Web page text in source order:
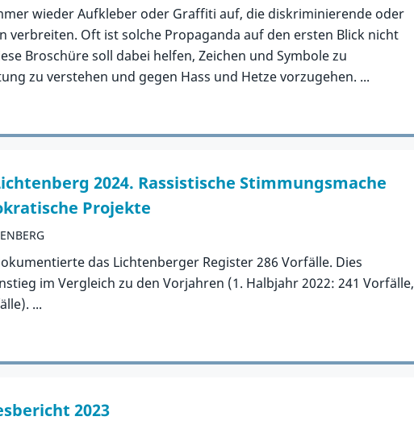
wieder Aufkleber oder Graffiti auf, die diskriminierende oder
verbreiten. Oft ist solche Propaganda auf den ersten Blick nicht
Broschüre soll dabei helfen, Zeichen und Symbole zu
zu verstehen und gegen Hass und Hetze vorzugehen. ...
2024. Rassistische Stimmungsmache
Projekte
das Lichtenberger Register 286 Vorfälle. Dies
im Vergleich zu den Vorjahren (1. Halbjahr 2022: 241 Vorfälle,
...
2023